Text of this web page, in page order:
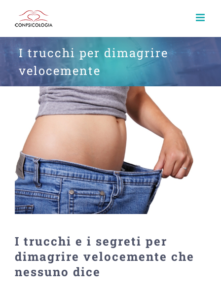
I trucchi per dimagrire
velocemente
Larger
Image
I trucchi e i segreti per
dimagrire velocemente che
nessuno dice